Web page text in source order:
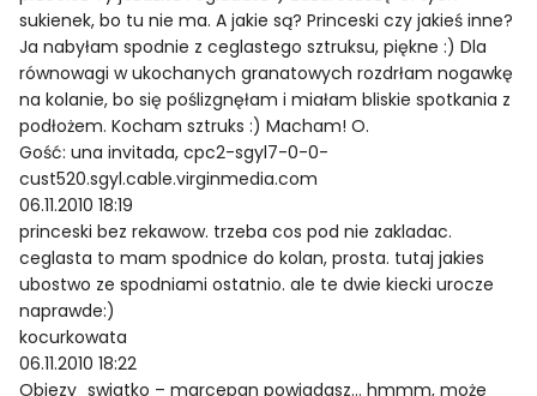
sukienek, bo tu nie ma. A jakie są? Princeski czy jakieś inne?
Ja nabyłam spodnie z ceglastego sztruksu, piękne :) Dla
równowagi w ukochanych granatowych rozdrłam nogawkę
na kolanie, bo się poślizgnęłam i miałam bliskie spotkania z
podłożem. Kocham sztruks :) Macham! O.
Gość: una invitada, cpc2-sgyl7-0-0-
cust520.sgyl.cable.virginmedia.com
06.11.2010 18:19
princeski bez rekawow. trzeba cos pod nie zakladac.
ceglasta to mam spodnice do kolan, prosta. tutaj jakies
ubostwo ze spodniami ostatnio. ale te dwie kiecki urocze
naprawde:)
kocurkowata
06.11.2010 18:22
Obiezy_swiatko – marcepan powiadasz… hmmm, może